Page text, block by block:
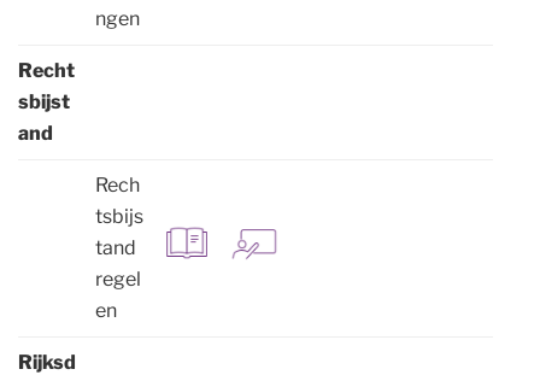
ngen
Recht
sbijst
and
Rech
tsbijs
tand
regel
en
Rijksd